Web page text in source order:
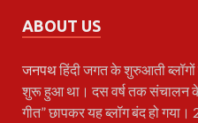
ABOUT US
जनपथहिंदी जगत के शुरुआती
शुरू हुआ था। दस वर्ष तक संचालन के
गीत” छापकर यह ब्लॉग बंद हो